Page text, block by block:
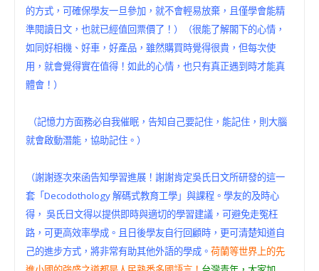
的方式，可確保學友一旦參加，就不會輕易放棄，且僅學會能精
準閱讀日文，也就已經值回票價了！）（很能了解閣下的心情，
如同好相機、好車，好產品，雖然購買時覺得很貴，但每次使
用，就會覺得實在值得！如此的心情，也只有真正遇到時才能真
體會！）
（記憶力方面務必自我催眠，告知自己要記住，能記住，則大腦
就會啟動潛能，協助記住。）
（謝謝逐次來函告知學習進展！謝謝肯定吳氏日文所研發的這一
套「Decodothology 解碼式教育工學」與課程。學友的及時心
得， 吳氏日文得以提供即時與適切的學習建議，可避免走冤枉
路，可更高效率學成。且日後學友自行回顧時，更可清楚知道自
己的進步方式，將非常有助其他外語的學成。 荷蘭等世界上的先